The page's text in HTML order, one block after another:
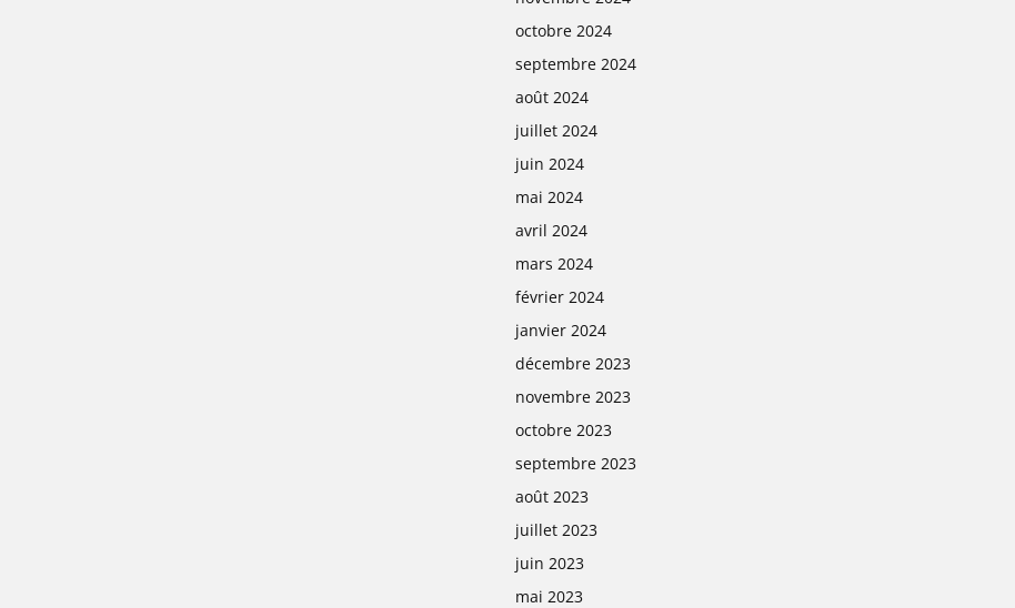
octobre 2024
septembre 2024
août 2024
juillet 2024
juin 2024
mai 2024
avril 2024
mars 2024
février 2024
janvier 2024
décembre 2023
novembre 2023
octobre 2023
septembre 2023
août 2023
juillet 2023
juin 2023
mai 2023